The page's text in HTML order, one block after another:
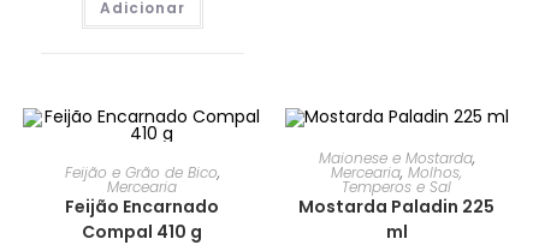
Adicionar
Feijão e Grão de Bico,
Mercearia
Feijão Encarnado
Compal 410 g
Maionese e Mostarda,
Mercearia,Molhos,
Temperos e Sal
Mostarda Paladin 225
ml